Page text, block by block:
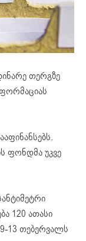
თერგზე
ფონდმა უკვე
120 ათასი
13 თებერვალს